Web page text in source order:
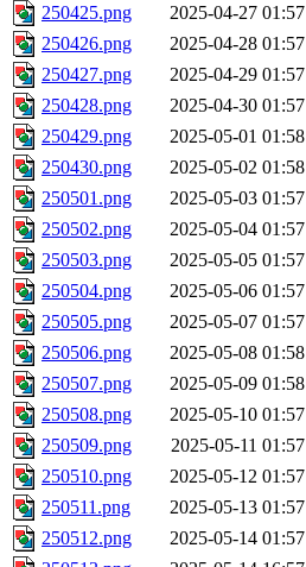
250425.png
2025-04-27 01:57
250426.png
2025-04-28 01:57
250427.png
2025-04-29 01:57
250428.png
2025-04-30 01:57
250429.png
2025-05-01 01:58
250430.png
2025-05-02 01:58
250501.png
2025-05-03 01:57
250502.png
2025-05-04 01:57
250503.png
2025-05-05 01:57
250504.png
2025-05-06 01:57
250505.png
2025-05-07 01:57
250506.png
2025-05-08 01:58
250507.png
2025-05-09 01:58
250508.png
2025-05-10 01:57
250509.png
2025-05-11 01:57
250510.png
2025-05-12 01:57
250511.png
2025-05-13 01:57
250512.png
2025-05-14 01:57